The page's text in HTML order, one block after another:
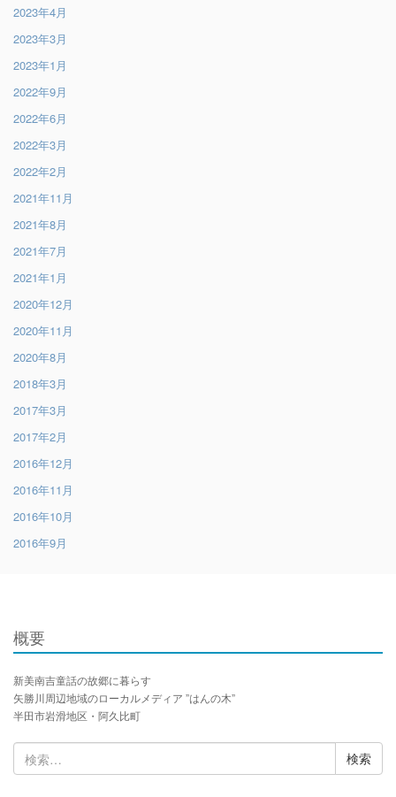
2023年4月
2023年3月
2023年1月
2022年9月
2022年6月
2022年3月
2022年2月
2021年11月
2021年8月
2021年7月
2021年1月
2020年12月
2020年11月
2020年8月
2018年3月
2017年3月
2017年2月
2016年12月
2016年11月
2016年10月
2016年9月
概要
新美南吉童話の故郷に暮らす
矢勝川周辺地域のローカルメディア ”はんの木”
半田市岩滑地区・阿久比町
検
索: